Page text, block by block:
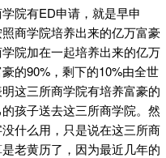
院有ED申请，就是早申
商学院培养出来的亿万富豪
院加在一起培养出来的亿万
的90%，剩下的10%由全世
这三所商学院有培养富豪的
孩子送去这三所商学院。然
什么用，只是说在这三所商
老黄历了，因为最近几年的